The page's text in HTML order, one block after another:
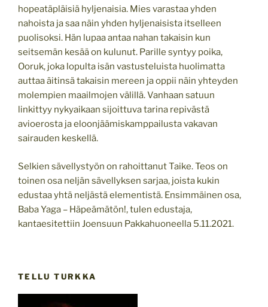
hopeatäpläisiä hyljenaisia. Mies varastaa yhden
nahoista ja saa näin yhden hyljenaisista itselleen
puolisoksi. Hän lupaa antaa nahan takaisin kun
seitsemän kesää on kulunut. Parille syntyy poika,
Ooruk, joka lopulta isän vastusteluista huolimatta
auttaa äitinsä takaisin mereen ja oppii näin yhteyden
molempien maailmojen välillä. Vanhaan satuun
linkittyy nykyaikaan sijoittuva tarina repivästä
avioerosta ja eloonjäämiskamppailusta vakavan
sairauden keskellä.
Selkien sävellystyön on rahoittanut Taike. Teos on
toinen osa neljän sävellyksen sarjaa, joista kukin
edustaa yhtä neljästä elementistä. Ensimmäinen osa,
Baba Yaga – Häpeämätön!, tulen edustaja,
kantaesitettiin Joensuun Pakkahuoneella 5.11.2021.
TELLU TURKKA